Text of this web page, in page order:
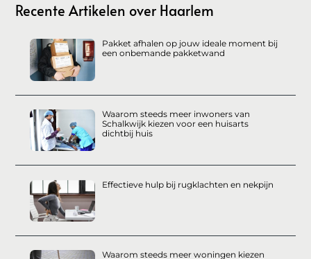
Recente Artikelen over Haarlem
Pakket afhalen op jouw ideale moment bij
een onbemande pakketwand
Waarom steeds meer inwoners van
Schalkwijk kiezen voor een huisarts
dichtbij huis
Effectieve hulp bij rugklachten en nekpijn
Waarom steeds meer woningen kiezen